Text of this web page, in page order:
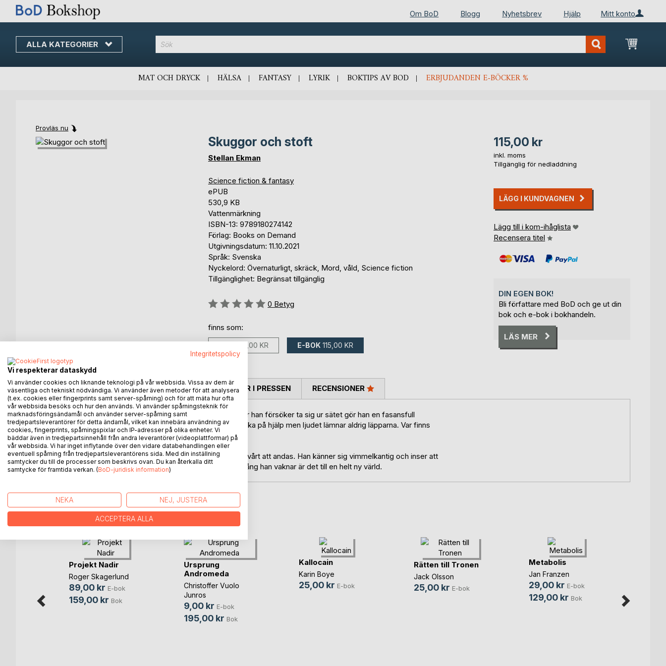
Mitt konto
Om BoD Blogg Nyhetsbrev Hjälp
ALLA KATEGORIER Min
MAT OCH DRYCK HÄLSA FANTASY LYRIK BOKTIPS AV BOD ERBJUDANDEN E-BÖCKER %
Provläs nu
Skip
to
Skip
to
Skuggor och stoft
Stellan Ekman
Science fiction & fantasy
ePUB
530,9 KB
Vattenmärkning
ISBN-13: 9789180274142
Förlag: Books on Demand
Utgivningsdatum: 11.10.2021
Språk: Svenska
Nyckelord: Övernaturligt, skräck, Mord, våld, Science fiction
Tillgänglighet: Begränsat tillgänglig
Betyg::
0 Betyg
finns som:
165,00 KR E-BOK 115,00 KR
115,00 kr
inkl. moms
Tillgänglig för nedladdning
LÄGG I KUNDVAGNEN
Lägg till i kom-ihåglista
Recensera titel
DIN EGEN BOK!
Bli författare med BoD och ge ut din
bok och e-bok i bokhandeln.
LÄS MER
BESKRIVNING
En ung man vaknar upp i ett brinnande passagerarplan. När han försöker ta sig ur sätet gör han en fasansfull
upptäckt. Han är oförmögen att röra sig. Han försöker skrika på hjälp men ljudet lämnar aldrig läpparna. Var finns
hans medpassagerare? Hur hamnade han här?
Det fräser och sprakar. Svart rök väller fram och gör det svårt att andas. Han känner sig vimmelkantig och inser att
det är slut ... allt är slut. Han har rätt men ändå fel. Nästa gång han vaknar är det till en helt ny värld.
FÖRFATTARE KOMMENTARER I PRESSEN RECENSIONER
ANDRA TITLAR HOSBoD
Projekt Nadir
Roger Skagerlund
89,00 kr E-bok
159,00 kr Bok
Ursprung
Andromeda
Christoffer Vuolo
Junros
9,00 kr E-bok
195,00 kr Bok
Kallocain
Karin Boye
25,00 kr E-bok
Rätten till Tronen
Jack Olsson
25,00 kr E-bok
Metabolis
Jan Franzen
29,00 kr E-bok
129,00 kr Bok
Integritetspolicy
Vi respekterar dataskydd
Vi använder cookies och liknande teknologi på vår webbsida. Vissa av dem är
väsentliga och tekniskt nödvändiga. Vi använder även metoder för att analysera
(t.ex. cookies eller fingerprints samt server-spårning) och för att mäta hur ofta
vår webbsida besöks och hur den används. Vi använder spårningsteknik för
marknadsföringsändamål och använder server-spårning samt
tredjepartsleverantörer för detta ändamål, vilket kan innebära användning av
cookies, fingerprints, spårningspixlar och IP-adresser på olika enheter. Vi
bäddar även in tredjepartsinnehåll från andra leverantörer (videoplattformar) på
vår webbsida. Vi har inget inflytande över den vidare databehandlingen eller
eventuell spårning från tredjepartsleverantörens sida. Med din inställning
samtycker du till de processer som beskrivs ovan. Du kan återkalla ditt
samtycke för framtida verkan. (BoD-juridisk information)
NEKA NEJ, JUSTERA
ACCEPTERA ALLA